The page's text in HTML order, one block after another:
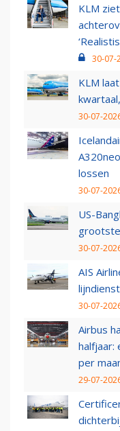
KLM
30-07-
KLM
30-07-
lossen
30-07-
US-
30-07-
AIS
30-07-
Airbus
halfjaar:
per
29-07-